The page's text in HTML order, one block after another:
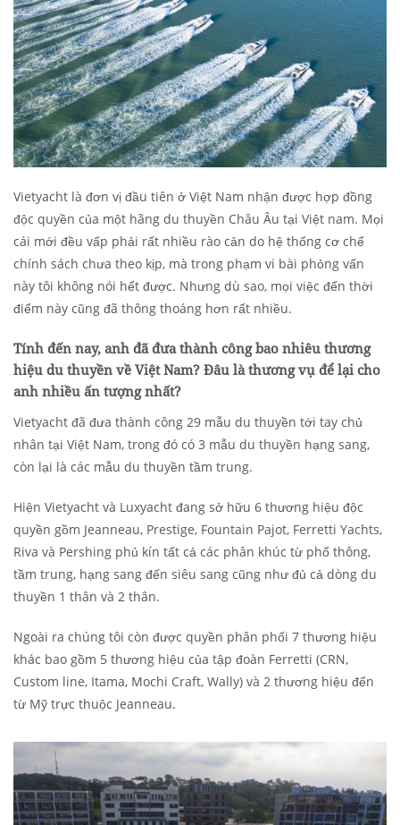
Vietyacht là đơn vị đầu tiên ở Việt Nam nhận được hợp đồng
độc quyền của một hãng du thuyền Châu Âu tại Việt nam. Mọi
cái mới đều vấp phải rất nhiều rào cản do hệ thống cơ chế
chính sách chưa theo kịp, mà trong phạm vi bài phỏng vấn
này tôi không nói hết được. Nhưng dù sao, mọi việc đến thời
điểm này cũng đã thông thoáng hơn rất nhiều.
Tính đến nay, anh đã đưa thành công bao nhiêu thương
hiệu du thuyền về Việt Nam? Đâu là thương vụ để lại cho
anh nhiều ấn tượng nhất?
Vietyacht đã đưa thành công 29 mẫu du thuyền tới tay chủ
nhân tại Việt Nam, trong đó có 3 mẫu du thuyền hạng sang,
còn lại là các mẫu du thuyền tầm trung.
Hiện Vietyacht và Luxyacht đang sở hữu 6 thương hiệu độc
quyền gồm Jeanneau, Prestige, Fountain Pajot, Ferretti Yachts,
Riva và Pershing phủ kín tất cả các phân khúc từ phổ thông,
tầm trung, hạng sang đến siêu sang cũng như đủ cả dòng du
thuyền 1 thân và 2 thân.
Ngoài ra chúng tôi còn được quyền phân phối 7 thương hiệu
khác bao gồm 5 thương hiệu của tập đoàn Ferretti (CRN,
Custom line, Itama, Mochi Craft, Wally) và 2 thương hiệu đến
từ Mỹ trực thuộc Jeanneau.